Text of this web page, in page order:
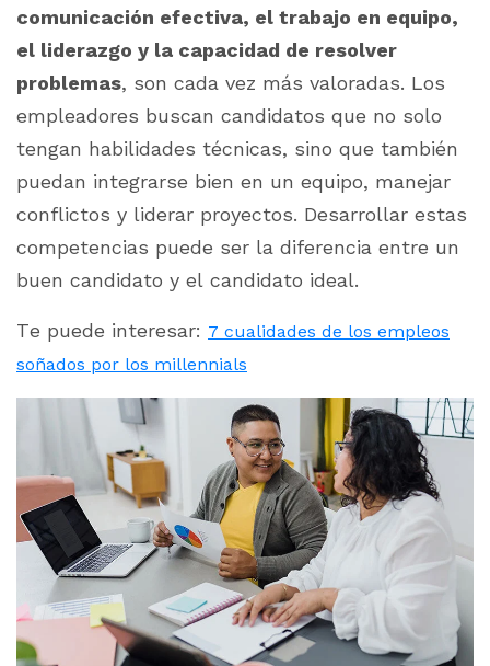
comunicación efectiva, el trabajo en equipo,
el liderazgo y la capacidad de resolver
problemas, son cada vez más valoradas. Los
empleadores buscan candidatos que no solo
tengan habilidades técnicas, sino que también
puedan integrarse bien en un equipo, manejar
conflictos y liderar proyectos. Desarrollar estas
competencias puede ser la diferencia entre un
buen candidato y el candidato ideal.
Te puede interesar: 7 cualidades de los empleos
soñados por los millennials